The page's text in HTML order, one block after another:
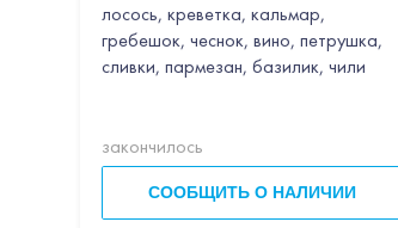
лосось, креветка, кальмар,
гребешок, чеснок, вино, петрушка,
сливки, пармезан, базилик, чили
закончилось
СООБЩИТЬ О НАЛИЧИИ